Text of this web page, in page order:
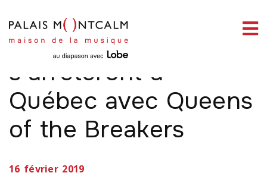
Les Barr Brothers
s’arrêteront à
Québec avec Queens
of the Breakers
16 février 2019